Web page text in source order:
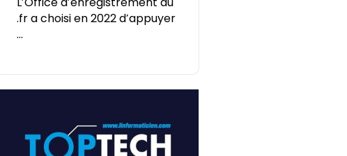
.fr a choisi en 2022 d’appuyer
...